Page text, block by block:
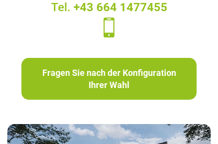
Tel. +43 664 1477455
Fragen Sie nach der Konfiguration
Ihrer Wahl